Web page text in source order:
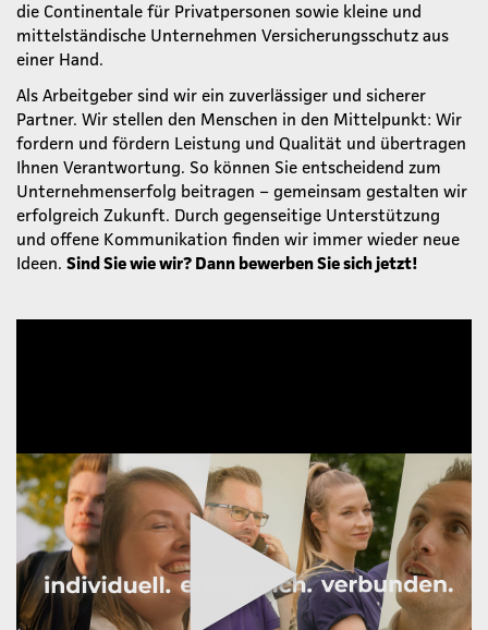
die Continentale für Privatpersonen sowie kleine und
mittelständische Unternehmen Versicherungsschutz aus
einer Hand.
Als Arbeitgeber sind wir ein zuverlässiger und sicherer
Partner. Wir stellen den Menschen in den Mittelpunkt: Wir
fordern und fördern Leistung und Qualität und übertragen
Ihnen Verantwortung. So können Sie entscheidend zum
Unternehmenserfolg beitragen – gemeinsam gestalten wir
erfolgreich Zukunft. Durch gegenseitige Unterstützung
und offene Kommunikation finden wir immer wieder neue
Ideen. Sind Sie wie wir? Dann bewerben Sie sich jetzt!